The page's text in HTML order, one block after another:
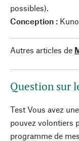
possibles).
Conception :
Autres articles de
Question sur
Test Vous avez
pouvez volontiers
programme de